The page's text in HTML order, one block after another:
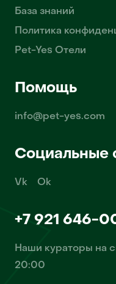
База знаний
Политика
Pet-Yes Отели
Помощь
info@pet-yes.com
Социальные
Vk Ok
+7 921 646-
Наши кураторы на
20:00